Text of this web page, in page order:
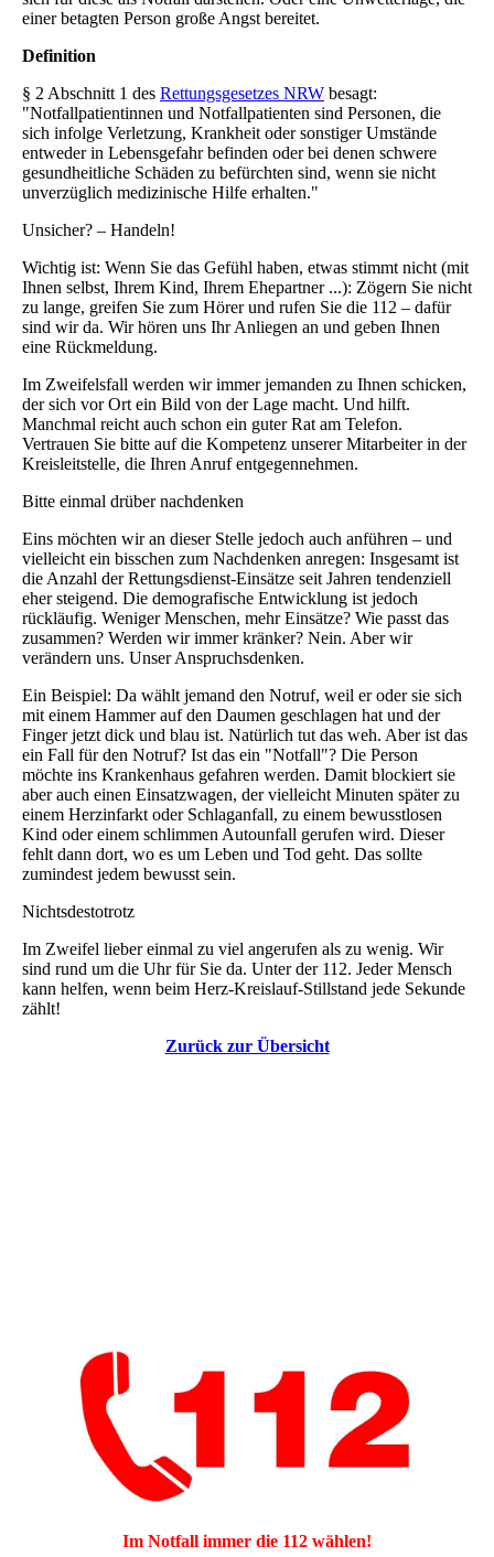
einer betagten Person große Angst bereitet.
Definition
§ 2 Abschnitt 1 des Rettungsgesetzes NRW besagt:
"Notfallpatientinnen und Notfallpatienten sind Personen, die
sich infolge Verletzung, Krankheit oder sonstiger Umstände
entweder in Lebensgefahr befinden oder bei denen schwere
gesundheitliche Schäden zu befürchten sind, wenn sie nicht
unverzüglich medizinische Hilfe erhalten."
Unsicher? – Handeln!
Wichtig ist: Wenn Sie das Gefühl haben, etwas stimmt nicht (mit
Ihnen selbst, Ihrem Kind, Ihrem Ehepartner ...): Zögern Sie nicht
zu lange, greifen Sie zum Hörer und rufen Sie die 112 – dafür
sind wir da. Wir hören uns Ihr Anliegen an und geben Ihnen
eine Rückmeldung.
Im Zweifelsfall werden wir immer jemanden zu Ihnen schicken,
der sich vor Ort ein Bild von der Lage macht. Und hilft.
Manchmal reicht auch schon ein guter Rat am Telefon.
Vertrauen Sie bitte auf die Kompetenz unserer Mitarbeiter in der
Kreisleitstelle, die Ihren Anruf entgegennehmen.
Bitte einmal drüber nachdenken
Eins möchten wir an dieser Stelle jedoch auch anführen – und
vielleicht ein bisschen zum Nachdenken anregen: Insgesamt ist
die Anzahl der Rettungsdienst-Einsätze seit Jahren tendenziell
eher steigend. Die demografische Entwicklung ist jedoch
rückläufig. Weniger Menschen, mehr Einsätze? Wie passt das
zusammen? Werden wir immer kränker? Nein. Aber wir
verändern uns. Unser Anspruchsdenken.
Ein Beispiel: Da wählt jemand den Notruf, weil er oder sie sich
mit einem Hammer auf den Daumen geschlagen hat und der
Finger jetzt dick und blau ist. Natürlich tut das weh. Aber ist das
ein Fall für den Notruf? Ist das ein "Notfall"? Die Person
möchte ins Krankenhaus gefahren werden. Damit blockiert sie
aber auch einen Einsatzwagen, der vielleicht Minuten später zu
einem Herzinfarkt oder Schlaganfall, zu einem bewusstlosen
Kind oder einem schlimmen Autounfall gerufen wird. Dieser
fehlt dann dort, wo es um Leben und Tod geht. Das sollte
zumindest jedem bewusst sein.
Nichtsdestotrotz
Im Zweifel lieber einmal zu viel angerufen als zu wenig. Wir
sind rund um die Uhr für Sie da. Unter der 112. Jeder Mensch
kann helfen, wenn beim Herz-Kreislauf-Stillstand jede Sekunde
zählt!
Zurück zur Übersicht
Im Notfall immer die 112 wählen!